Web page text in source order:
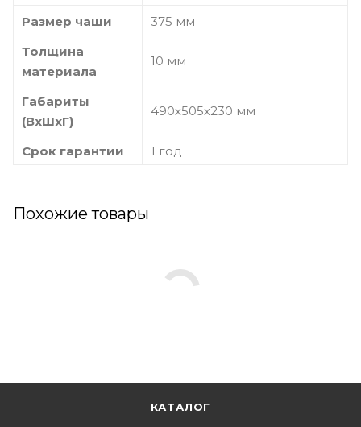
Размер чаши
375 мм
Толщина
материала
10 мм
Габариты
(ВхШхГ)
490х505х230 мм
Срок гарантии 1 год
Похожие товары
КАТАЛОГ